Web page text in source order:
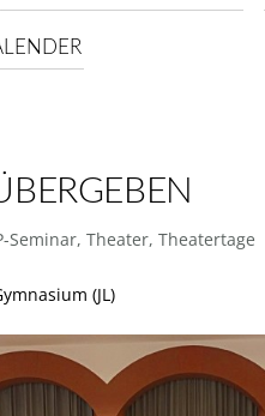
Seminar, Theater, Theatertage
(JL)